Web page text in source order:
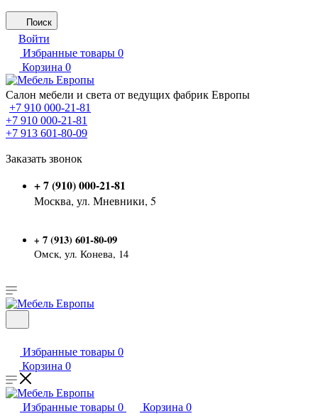
Поиск
Войти
Избранные товары 0
Корзина 0
Салон мебели и света от ведущих фабрик Европы
+7 910 000-21-81
+7 910 000-21-81
+7 913 601-80-09
Заказать звонок
+ 7 (910) 000-21-81
Москва, ул. Мневники, 5
+ 7 (913) 601-80-09
Омск, ул. Конева, 14
Избранные товары 0
Корзина 0
Избранные товары 0 Корзина 0